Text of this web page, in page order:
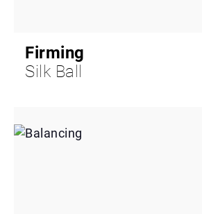
Firming
Silk Ball